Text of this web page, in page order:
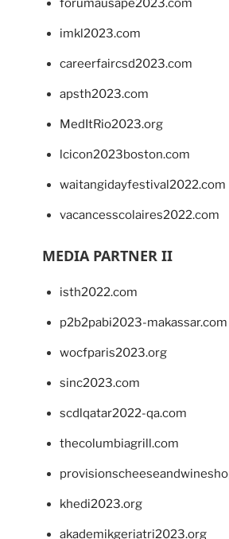
forumausape2023.com
imkl2023.com
careerfaircsd2023.com
apsth2023.com
MedItRio2023.org
lcicon2023boston.com
waitangidayfestival2022.com
vacancesscolaires2022.com
MEDIA PARTNER II
isth2022.com
p2b2pabi2023-makassar.com
wocfparis2023.org
sinc2023.com
scdlqatar2022-qa.com
thecolumbiagrill.com
khedi2023.org
akademikgeriatri2023.org